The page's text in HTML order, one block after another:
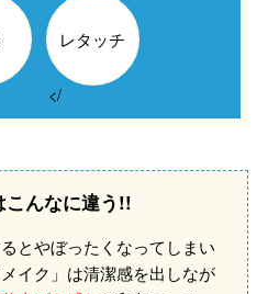
レタッチ
</
こんなに違う!!
とやぼったくなってしまい
メイク」は清潔感を出しなが